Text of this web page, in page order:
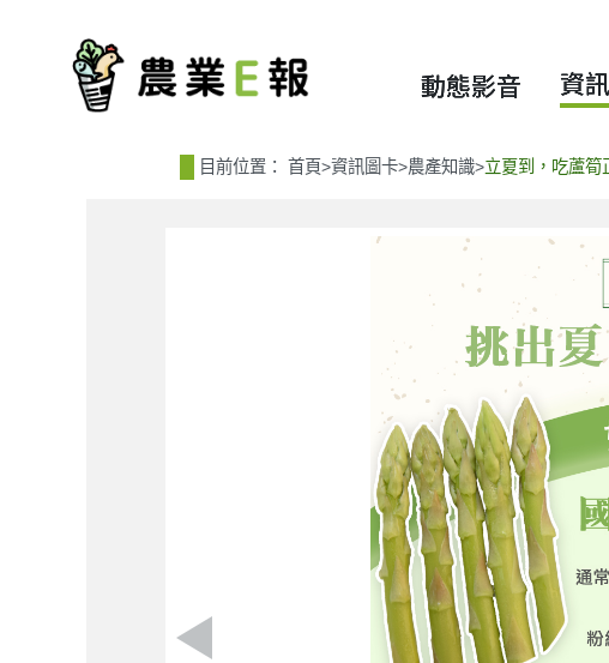
動態影音 資
目前位置： 首頁>資訊圖卡>農產知識>立夏到，吃蘆筍